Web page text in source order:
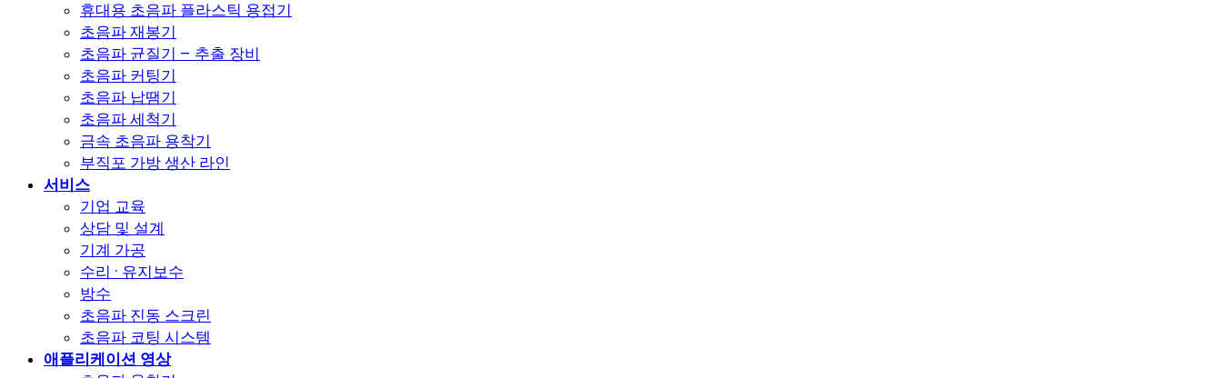
휴대용 초음파 플라스틱 용접기
초음파 재봉기
초음파 균질기 – 추출 장비
초음파 커팅기
초음파 납땜기
초음파 세척기
금속 초음파 용착기
부직포 가방 생산 라인
서비스
기업 교육
상담 및 설계
기계 가공
수리 · 유지보수
방수
초음파 진동 스크린
초음파 코팅 시스템
애플리케이션 영상